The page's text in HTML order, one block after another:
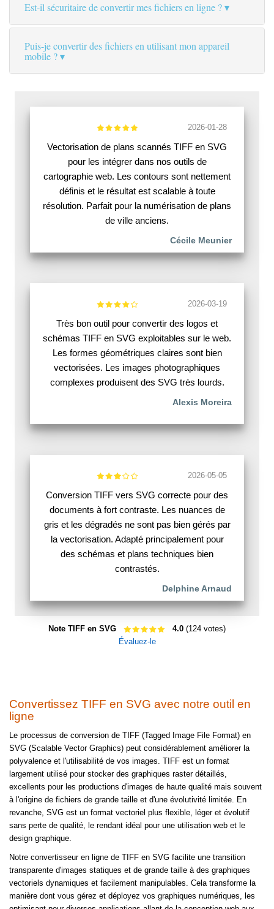
Est-il sécuritaire de convertir mes fichiers en ligne ?
Puis-je convertir des fichiers en utilisant mon appareil
mobile ?
2026-01-28
Vectorisation de plans scannés TIFF en SVG
pour les intégrer dans nos outils de
cartographie web. Les contours sont nettement
définis et le résultat est scalable à toute
résolution. Parfait pour la numérisation de plans
de ville anciens.
Cécile Meunier
2026-03-19
Très bon outil pour convertir des logos et
schémas TIFF en SVG exploitables sur le web.
Les formes géométriques claires sont bien
vectorisées. Les images photographiques
complexes produisent des SVG très lourds.
Alexis Moreira
2026-05-05
Conversion TIFF vers SVG correcte pour des
documents à fort contraste. Les nuances de
gris et les dégradés ne sont pas bien gérés par
la vectorisation. Adapté principalement pour
des schémas et plans techniques bien
contrastés.
Delphine Arnaud
Note TIFF en SVG 4.0 (124 votes)
Évaluez-le
Convertissez TIFF en SVG avec notre outil en
ligne
Le processus de conversion de TIFF (Tagged Image File Format) en
SVG (Scalable Vector Graphics) peut considérablement améliorer la
polyvalence et l'utilisabilité de vos images. TIFF est un format
largement utilisé pour stocker des graphiques raster détaillés,
excellents pour les productions d'images de haute qualité mais souvent
à l'origine de fichiers de grande taille et d'une évolutivité limitée. En
revanche, SVG est un format vectoriel plus flexible, léger et évolutif
sans perte de qualité, le rendant idéal pour une utilisation web et le
design graphique.
Notre convertisseur en ligne de TIFF en SVG facilite une transition
transparente d'images statiques et de grande taille à des graphiques
vectoriels dynamiques et facilement manipulables. Cela transforme la
manière dont vous gérez et déployez vos graphiques numériques, les